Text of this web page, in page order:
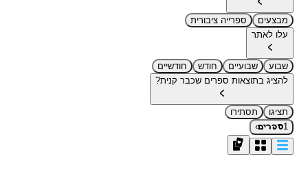
מבצעים
ספרייה ציבורית
עלו לאתר
שבוע שבועיים חודש
חודשיים
להציג בתוצאות ספרים שכבר קנית?
תציגו
תסתירו
1ספרים›